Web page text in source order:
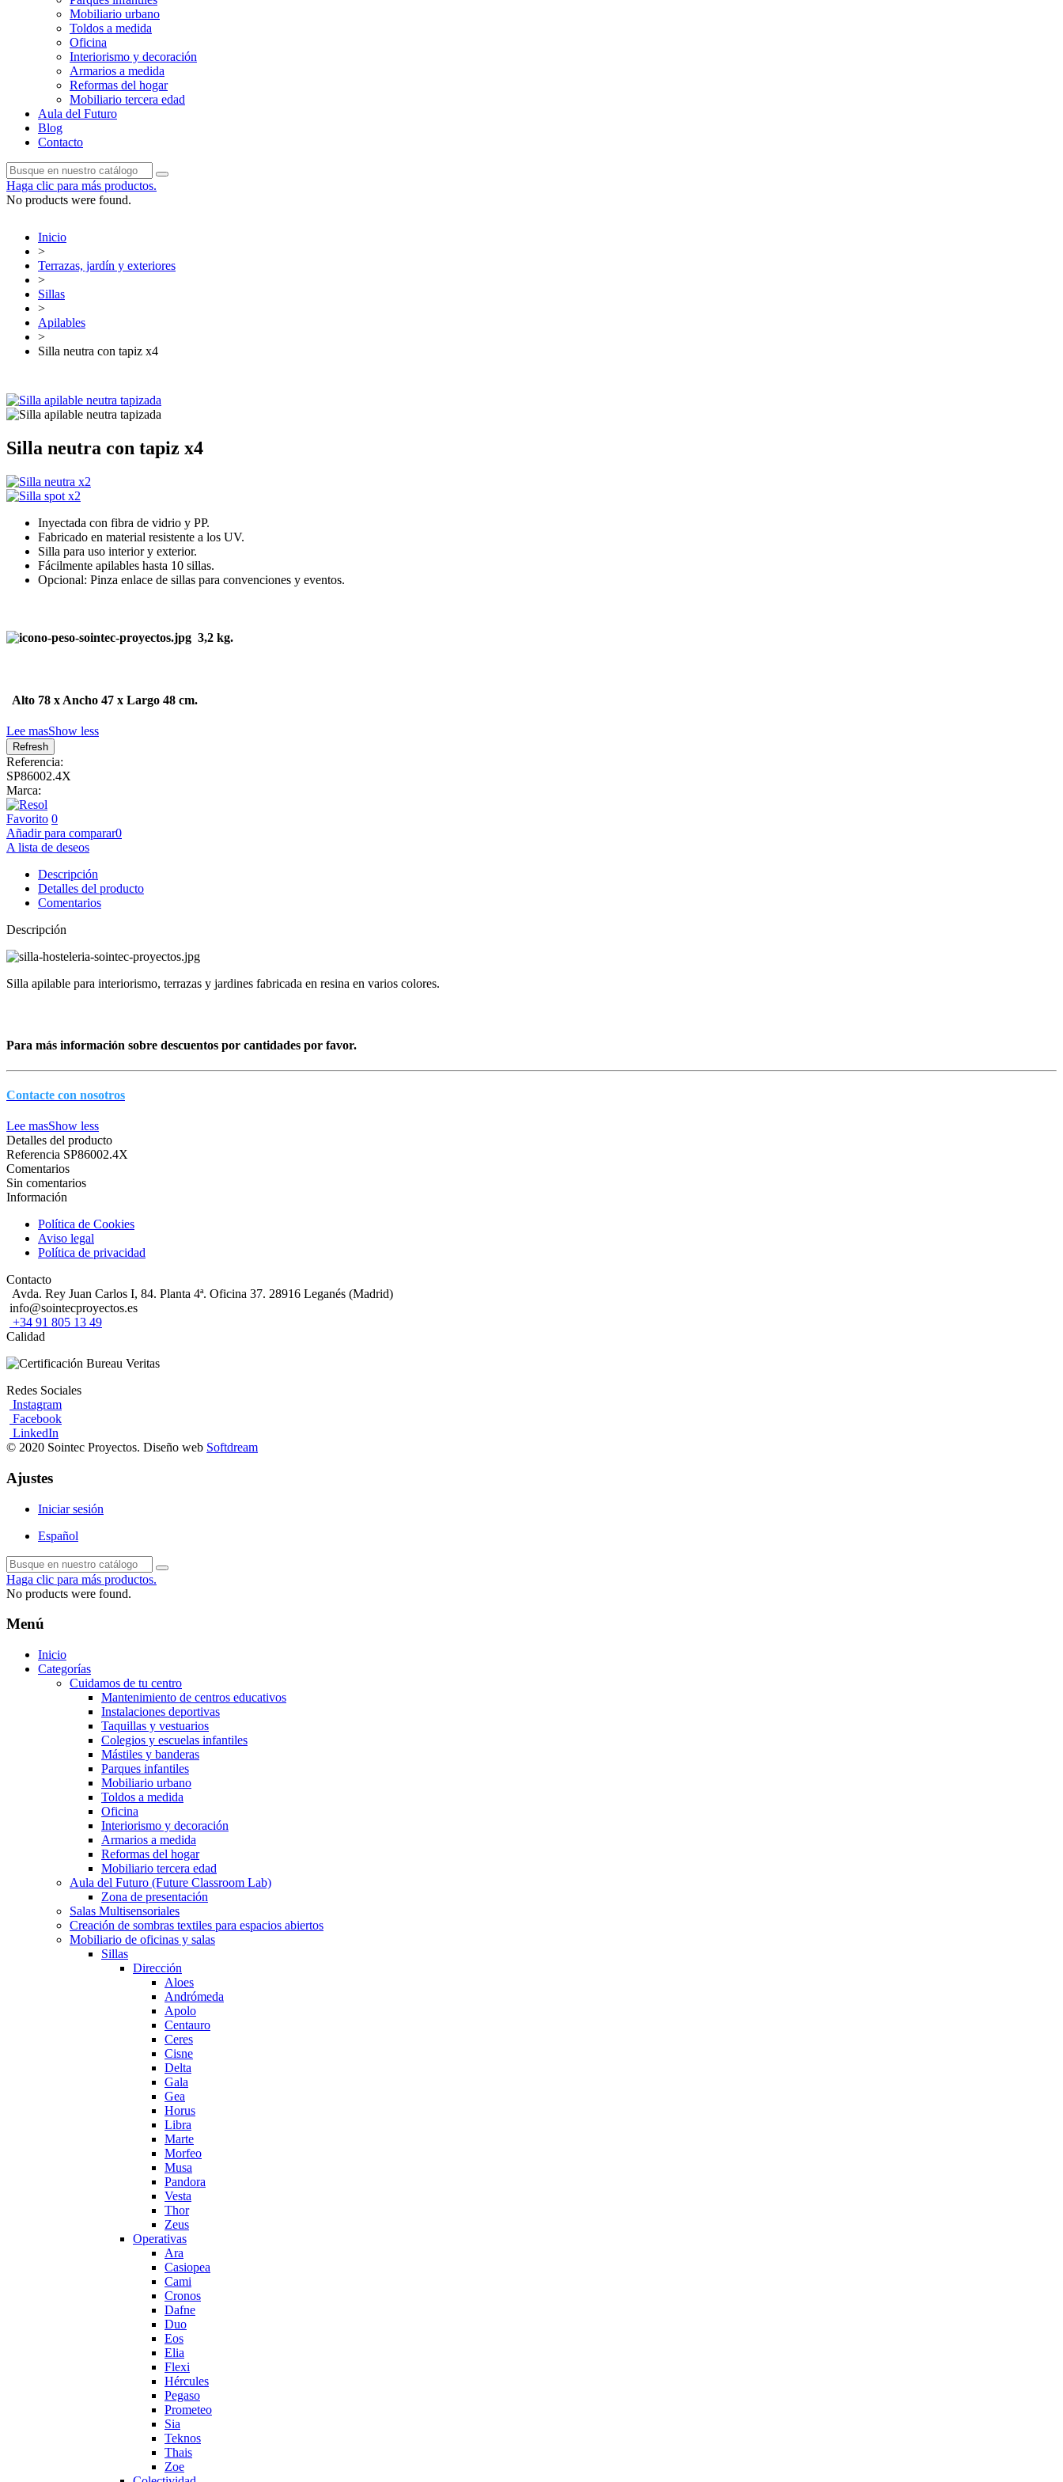
Mobiliario urbano
Toldos a medida
Oficina
Interiorismo y decoración
Armarios a medida
Reformas del hogar
Mobiliario tercera edad
Aula del Futuro
Blog
Contacto
Haga clic para más productos.
No products were found.
Inicio
>
Terrazas, jardín y exteriores
>
Sillas
>
Apilables
>
Silla neutra con tapiz x4
Silla neutra con tapiz x4
Inyectada con fibra de vidrio y PP.
Fabricado en material resistente a los UV.
Silla para uso interior y exterior.
Fácilmente apilables hasta 10 sillas.
Opcional: Pinza enlace de sillas para convenciones y eventos.
3,2 kg.
Alto 78 x Ancho 47 x Largo 48 cm.
Lee masShow less
Referencia:
SP86002.4X
Marca:
Favorito 0
Añadir para comparar0
A lista de deseos
Descripción
Detalles del producto
Comentarios
Descripción
Silla apilable para interiorismo, terrazas y jardines fabricada en resina en varios colores.
Para más información sobre descuentos por cantidades por favor.
Contacte con nosotros
Lee masShow less
Detalles del producto
Referencia SP86002.4X
Comentarios
Sin comentarios
Información
Política de Cookies
Aviso legal
Política de privacidad
Contacto
Avda. Rey Juan Carlos I, 84. Planta 4ª. Oficina 37. 28916 Leganés (Madrid)
info@sointecproyectos.es
+34 91 805 13 49
Calidad
Redes Sociales
Instagram
Facebook
LinkedIn
© 2020 Sointec Proyectos. Diseño web Softdream
Ajustes
Iniciar sesión
Español
Haga clic para más productos.
No products were found.
Menú
Inicio
Categorías
Cuidamos de tu centro
Mantenimiento de centros educativos
Instalaciones deportivas
Taquillas y vestuarios
Colegios y escuelas infantiles
Mástiles y banderas
Parques infantiles
Mobiliario urbano
Toldos a medida
Oficina
Interiorismo y decoración
Armarios a medida
Reformas del hogar
Mobiliario tercera edad
Aula del Futuro (Future Classroom Lab)
Zona de presentación
Salas Multisensoriales
Creación de sombras textiles para espacios abiertos
Mobiliario de oficinas y salas
Sillas
Dirección
Aloes
Andrómeda
Apolo
Centauro
Ceres
Cisne
Delta
Gala
Gea
Horus
Libra
Marte
Morfeo
Musa
Pandora
Vesta
Thor
Zeus
Operativas
Ara
Casiopea
Cami
Cronos
Dafne
Duo
Eos
Elia
Flexi
Hércules
Pegaso
Prometeo
Sia
Teknos
Thais
Zoe